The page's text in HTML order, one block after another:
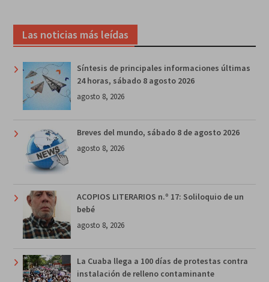
Las noticias más leídas
Síntesis de principales informaciones últimas
24 horas, sábado 8 agosto 2026
agosto 8, 2026
Breves del mundo, sábado 8 de agosto 2026
agosto 8, 2026
ACOPIOS LITERARIOS n.º 17: Soliloquio de un
bebé
agosto 8, 2026
La Cuaba llega a 100 días de protestas contra
instalación de relleno contaminante